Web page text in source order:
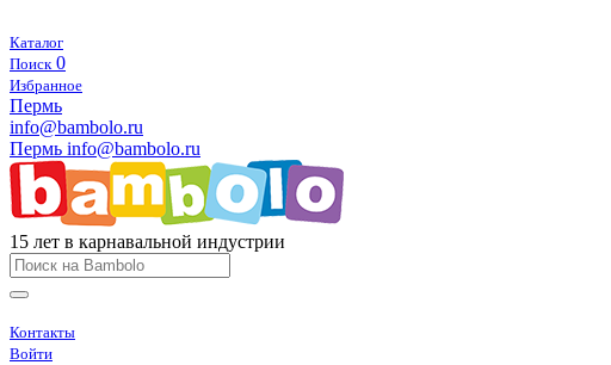
Каталог
Поиск 0
Избранное
Пермь
info@bambolo.ru
Пермь info@bambolo.ru
15 лет в карнавальной индустрии
Контакты
Войти